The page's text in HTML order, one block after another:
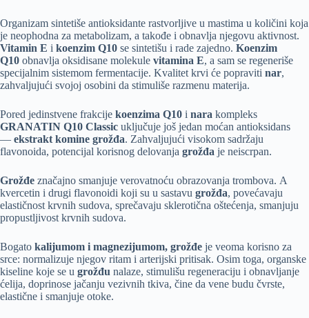
Organizam sintetiše antioksidante rastvorljive u mastima u količini koja
je neophodna za metabolizam, a takođe i obnavlja njegovu aktivnost.
Vitamin E i koenzim Q10 se sintetišu i rade zajedno. Koenzim
Q10 obnavlja oksidisane molekule vitamina E, a sam se regeneriše
specijalnim sistemom fermentacije. Kvalitet krvi će popraviti nar,
zahvaljujući svojoj osobini da stimuliše razmenu materija.
Pored jedinstvene frakcije koenzima Q10 i nara kompleks
GRANATIN Q10 Classic uključuje još jedan moćan antioksidans
— ekstrakt komine grožđa. Zahvaljujući visokom sadržaju
flavonoida, potencijal korisnog delovanja grožđa je neiscrpan.
Grožđe značajno smanjuje verovatnoću obrazovanja trombova. А
kvercetin i drugi flavonoidi koji su u sastavu grožđa, povećavaju
elastičnost krvnih sudova, sprečavaju sklerotična oštećenja, smanjuju
propustljivost krvnih sudova.
Bogato kalijumom i magnezijumom, grožđe je veoma korisno za
srce: normalizuje njegov ritam i arterijski pritisak. Osim toga, organske
kiseline koje se u grožđu nalaze, stimulišu regeneraciju i obnavljanje
ćelija, doprinose jačanju vezivnih tkiva, čine da vene budu čvrste,
elastične i smanjuje otoke.